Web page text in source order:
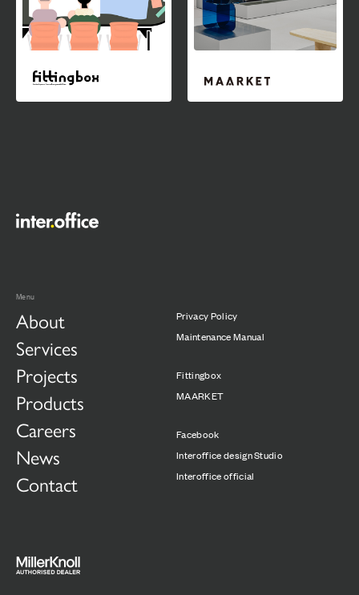
Menu
About
Services
Projects
Products
Careers
News
Contact
Privacy Policy
Maintenance Manual
Fittingbox
MAARKET
Facebook
Interoffice design Studio
Interoffice official